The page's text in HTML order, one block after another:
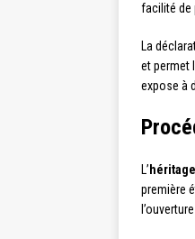
facilité de
La
et permet
expose à
L’
première